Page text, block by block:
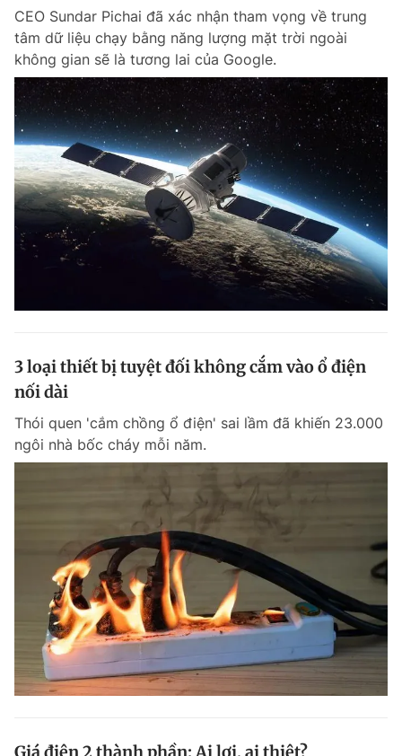
CEO Sundar Pichai đã xác nhận tham vọng về trung
tâm dữ liệu chạy bằng năng lượng mặt trời ngoài
không gian sẽ là tương lai của Google.
3 loại thiết bị tuyệt đối không cắm vào ổ điện
nối dài
Thói quen 'cắm chồng ổ điện' sai lầm đã khiến 23.000
ngôi nhà bốc cháy mỗi năm.